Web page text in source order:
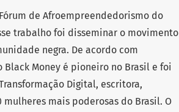
de Afroempreendedorismo do
trabalho foi disseminar o movimento
negra. De acordo com
Money é pioneiro no Brasil e foi
Digital, escritora,
mais poderosas do Brasil. O